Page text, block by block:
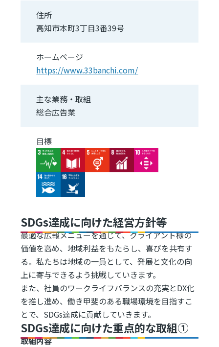
住所
高知市本町3丁目3番39号
ホームページ
https://www.33banchi.com/
主な業務・取組
総合広告業
目標
Image
Image Image Image Image
Image Image
SDGs達成に向けた経営方針等
最適な広報メニューを通じて、クライアント様の
価値を高め、地域利益をもたらし、喜びを共有す
る。私たちは地域の一員として、発展と文化の向
上に寄与できるよう挑戦していきます。
また、社員のワークライフバランスの充実とDX化
を推し進め、働き甲斐のある職場環境を目指すこ
とで、SDGs達成に貢献していきます。
SDGs達成に向けた重点的な取組①
取組内容